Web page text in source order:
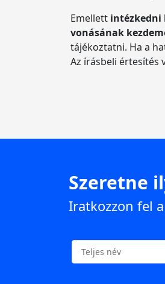
Emellett intézkedni
vonásának
tájékoztatni. Ha a
Az írásbeli értesítés
Szeretne
Iratkozzon fel